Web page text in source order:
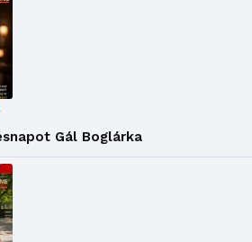
Gál Boglárka